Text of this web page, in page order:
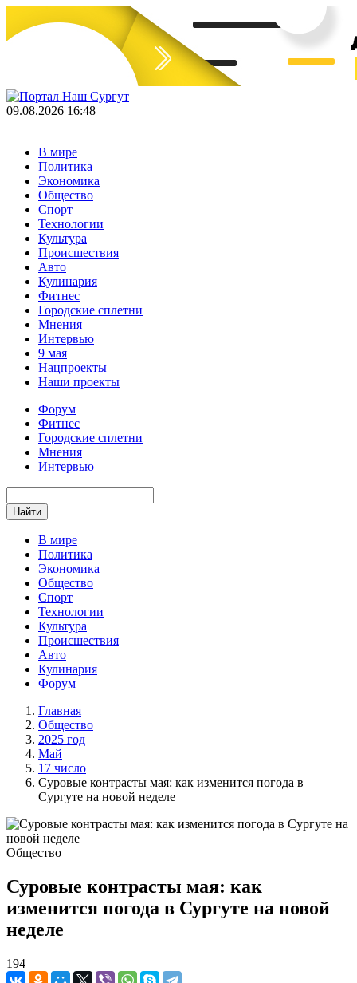
09.08.2026 16:48
В мире
Политика
Экономика
Общество
Спорт
Технологии
Культура
Происшествия
Авто
Кулинария
Фитнес
Городские сплетни
Мнения
Интервью
9 мая
Нацпроекты
Наши проекты
Форум
Фитнес
Городские сплетни
Мнения
Интервью
Найти
В мире
Политика
Экономика
Общество
Спорт
Технологии
Культура
Происшествия
Авто
Кулинария
Форум
Главная
Общество
2025 год
Май
17 число
Суровые контрасты мая: как изменится погода в
Сургуте на новой неделе
Общество
Суровые контрасты мая: как
изменится погода в Сургуте на новой
неделе
194